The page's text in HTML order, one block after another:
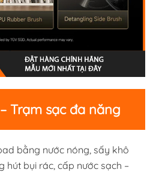
Trạm sạc đa năng
bằng nước nóng, sấy khô
hút bụi rác, cấp nước sạch –